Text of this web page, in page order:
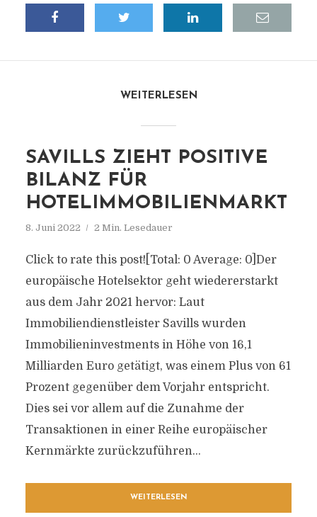
WEITERLESEN
SAVILLS ZIEHT POSITIVE
BILANZ FÜR
HOTELIMMOBILIENMARKT
8. Juni 2022 2 Min. Lesedauer
Click to rate this post![Total: 0 Average: 0]Der
europäische Hotelsektor geht wiedererstarkt
aus dem Jahr 2021 hervor: Laut
Immobiliendienstleister Savills wurden
Immobilieninvestments in Höhe von 16,1
Milliarden Euro getätigt, was einem Plus von 61
Prozent gegenüber dem Vorjahr entspricht.
Dies sei vor allem auf die Zunahme der
Transaktionen in einer Reihe europäischer
Kernmärkte zurückzuführen...
WEITERLESEN